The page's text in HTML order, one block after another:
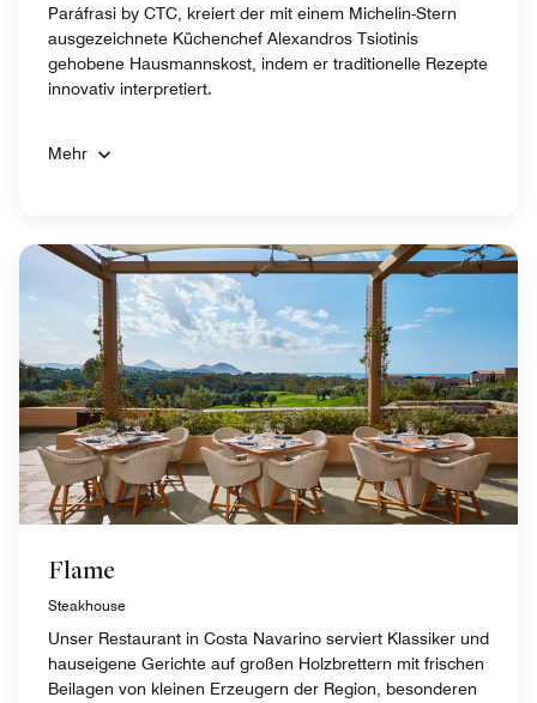
Paráfrasi by CTC, kreiert der mit einem Michelin-Stern
ausgezeichnete Küchenchef Alexandros Tsiotinis
gehobene Hausmannskost, indem er traditionelle Rezepte
innovativ interpretiert.
Mehr
Flame
Steakhouse
Unser Restaurant in Costa Navarino serviert Klassiker und
hauseigene Gerichte auf großen Holzbrettern mit frischen
Beilagen von kleinen Erzeugern der Region, besonderen